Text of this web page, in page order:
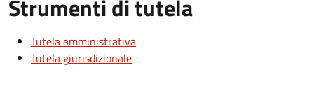
Strumenti di tutela
Tutela amministrativa
Tutela giurisdizionale